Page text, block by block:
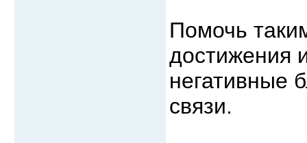
Помочь
достижения
негативные
связи.